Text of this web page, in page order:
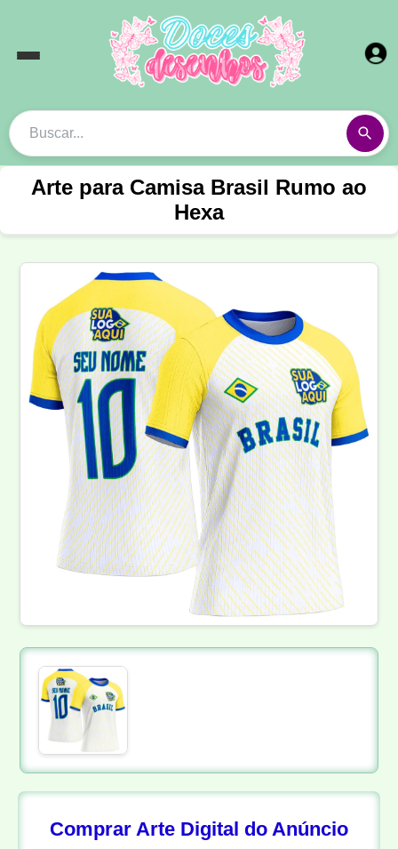
Arte para Camisa Brasil Rumo ao
Hexa
Comprar Arte Digital do Anúncio